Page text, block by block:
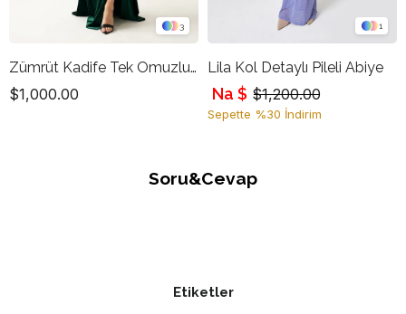
3
Zümrüt Kadife Tek Omuzlu Drapeli Uzun Abiye Elbise
$1,000.00
1
Lila Kol Detaylı Pileli Abiye
$1,200.00
Na $
Sepette %30 İndirim
Soru&Cevap
Etiketler